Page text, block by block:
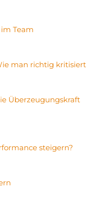
Team
man richtig kritisiert
Überzeugungskraft
steigern?